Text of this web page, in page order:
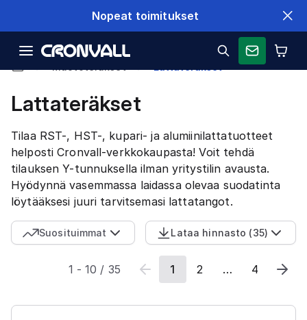
Nopeat toimitukset
Lattateräkset
Tilaa RST-, HST-, kupari- ja alumiinilattatuotteet
helposti Cronvall-verkkokaupasta! Voit tehdä
tilauksen Y-tunnuksella ilman yritystilin avausta.
Hyödynnä vasemmassa laidassa olevaa suodatinta
löytääksesi juuri tarvitsemasi lattatangot.
Suosituimmat Lataa hinnasto (35)
1 -10 / 35 1 2 … 4